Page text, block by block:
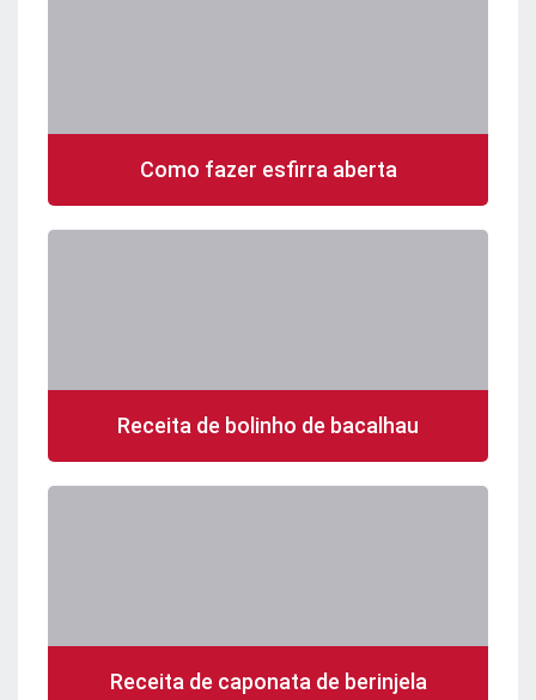
Como fazer esfirra aberta
Receita de bolinho de bacalhau
Receita de caponata de berinjela